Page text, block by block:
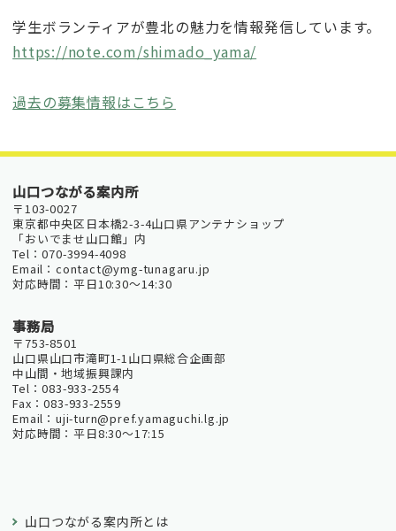
学生ボランティアが豊北の魅力を情報発信しています。
https://note.com/shimado_yama/
過去の募集情報はこちら
山口つながる案内所
〒103-0027
東京都中央区日本橋2-3-4山口県アンテナショップ
「おいでませ山口館」内
Tel：070-3994-4098
Email：contact@ymg-tunagaru.jp
対応時間：平日10:30～14:30
事務局
〒753-8501
山口県山口市滝町1-1山口県総合企画部
中山間・地域振興課内
Tel：083-933-2554
Fax：083-933-2559
Email：uji-turn@pref.yamaguchi.lg.jp
対応時間：平日8:30～17:15
山口つながる案内所とは